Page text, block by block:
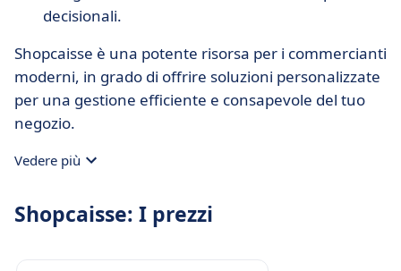
decisionali.
Shopcaisse è una potente risorsa per i commercianti
moderni, in grado di offrire soluzioni personalizzate
per una gestione efficiente e consapevole del tuo
negozio.
Vedere più
Shopcaisse: I prezzi